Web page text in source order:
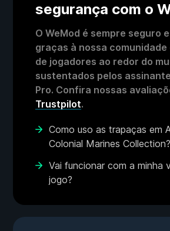
segurança com o
O WeMod é sempre seguro
graças à nossa comunidade
de jogadores ao redor do
sustentados pelos
Pro. Confira nossas
Trustpilot.
Como uso as trapaças em
Colonial Marines Collection?
Vai funcionar com a minha
jogo?